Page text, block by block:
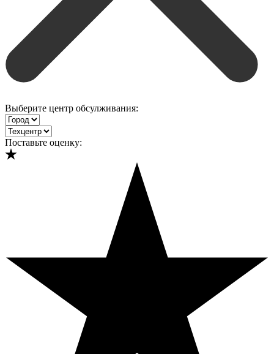
Выберите центр обсулживания:
Поставьте оценку: